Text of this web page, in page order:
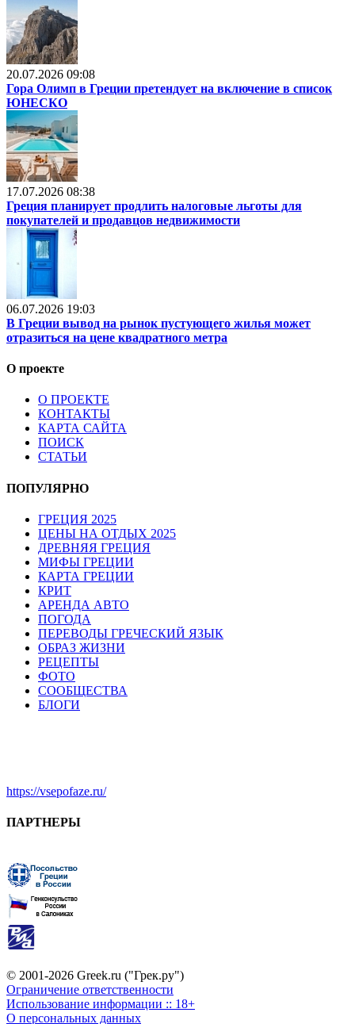
20.07.2026 09:08
Гора Олимп в Греции претендует на включение в список
ЮНЕСКО
17.07.2026 08:38
Греция планирует продлить налоговые льготы для
покупателей и продавцов недвижимости
06.07.2026 19:03
В Греции вывод на рынок пустующего жилья может
отразиться на цене квадратного метра
О проекте
О ПРОЕКТЕ
КОНТАКТЫ
КАРТА САЙТА
ПОИСК
СТАТЬИ
ПОПУЛЯРНО
ГРЕЦИЯ 2025
ЦЕНЫ НА ОТДЫХ 2025
ДРЕВНЯЯ ГРЕЦИЯ
МИФЫ ГРЕЦИИ
КАРТА ГРЕЦИИ
КРИТ
АРЕНДА АВТО
ПОГОДА
ПЕРЕВОДЫ ГРЕЧЕСКИЙ ЯЗЫК
ОБРАЗ ЖИЗНИ
РЕЦЕПТЫ
ФОТО
СООБЩЕСТВА
БЛОГИ
https://vsepofaze.ru/
ПАРТНЕРЫ
© 2001-2026 Greek.ru ("Грек.ру")
Ограничение ответственности
Использование информации :: 18+
О персональных данных